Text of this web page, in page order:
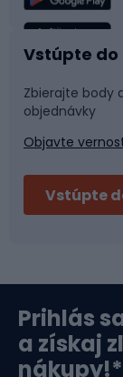
Rybolov
Športová
Bushcraft
Bikepacking
Orientačný
Plávanie
Tímové
Fitness a
Cyklistické
Lyžovanie
Vstúpte do
Zbierajte body
objednávky
Objavte
Vstúpte
Prihlás
a získaj
nákupy!*